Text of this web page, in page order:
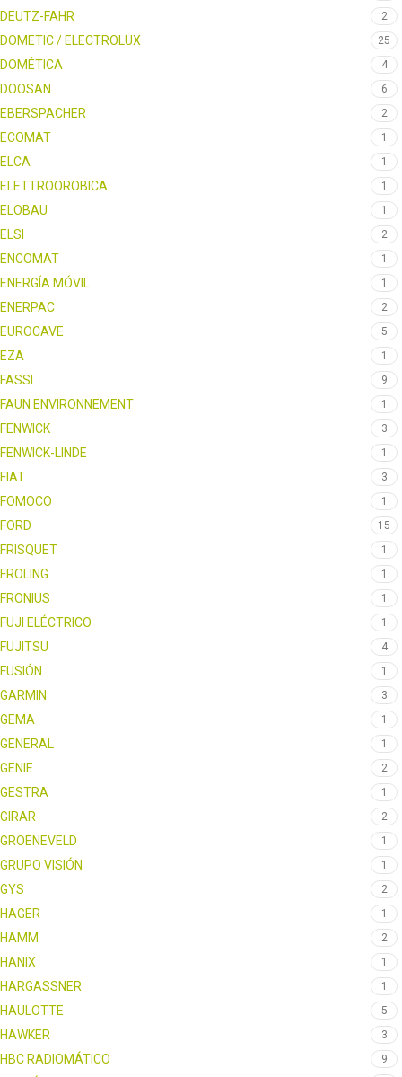
DEUTZ-FAHR 2
DOMETIC / ELECTROLUX 25
DOMÉTICA 4
DOOSAN 6
EBERSPACHER 2
ECOMAT 1
ELCA 1
ELETTROOROBICA 1
ELOBAU 1
ELSI 2
ENCOMAT 1
ENERGÍA MÓVIL 1
ENERPAC 2
EUROCAVE 5
EZA 1
FASSI 9
FAUN ENVIRONNEMENT 1
FENWICK 3
FENWICK-LINDE 1
FIAT 3
FOMOCO 1
FORD 15
FRISQUET 1
FROLING 1
FRONIUS 1
FUJI ELÉCTRICO 1
FUJITSU 4
FUSIÓN 1
GARMIN 3
GEMA 1
GENERAL 1
GENIE 2
GESTRA 1
GIRAR 2
GROENEVELD 1
GRUPO VISIÓN 1
GYS 2
HAGER 1
HAMM 2
HANIX 1
HARGASSNER 1
HAULOTTE 5
HAWKER 3
HBC RADIOMÁTICO 9